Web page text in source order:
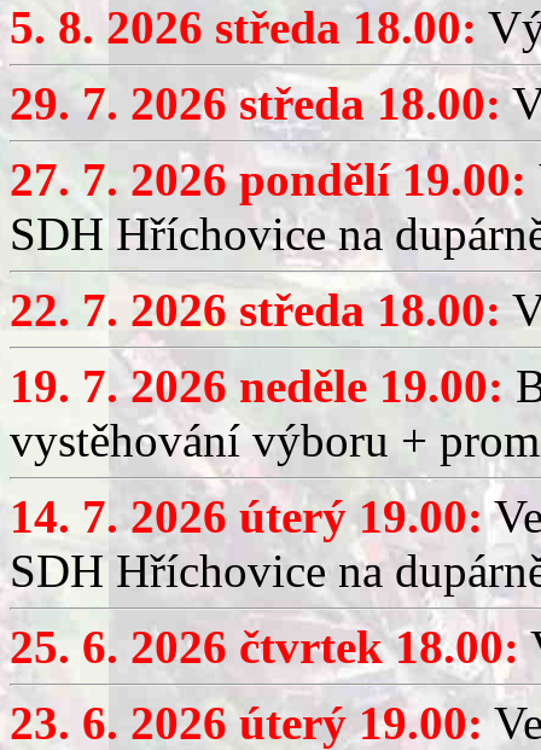
5. 8. 2026 středa 18.00:
29. 7. 2026 středa 18.00:
27. 7. 2026 pondělí 19.00:
SDH Hříchovice na
22. 7. 2026 středa 18.00:
19. 7. 2026 neděle 19.00:
vystěhování výboru +
14. 7. 2026 úterý 19.00:
SDH Hříchovice na
25. 6. 2026 čtvrtek 18.00:
23. 6. 2026 úterý 19.00: